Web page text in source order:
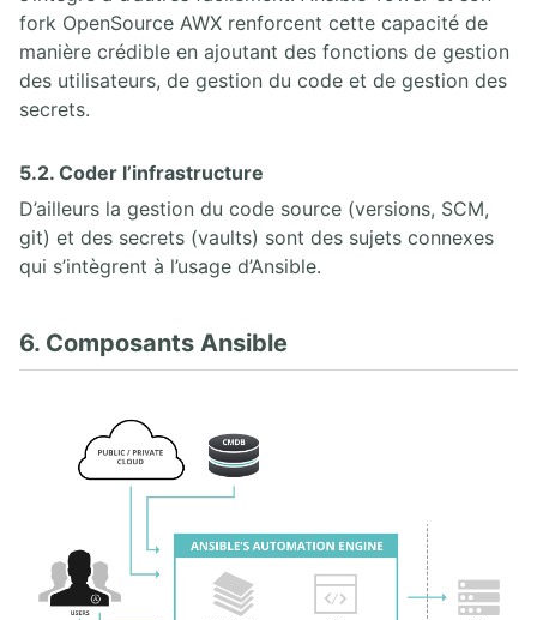
fork OpenSource AWX renforcent cette capacité de
manière crédible en ajoutant des fonctions de gestion
des utilisateurs, de gestion du code et de gestion des
secrets.
5.2. Coder l’infrastructure
D’ailleurs la gestion du code source (versions, SCM,
git) et des secrets (vaults) sont des sujets connexes
qui s’intègrent à l’usage d’Ansible.
6. Composants Ansible